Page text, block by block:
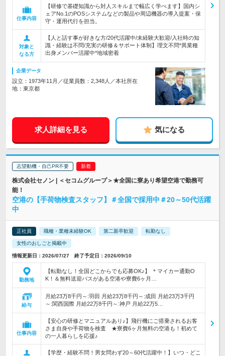
仕事内容
【研修で基礎知識から対人スキルまで幅広く学べます】国内シ
ェアNo.1のPOSシステムなどの製品や周辺機器の導入提案・保
守・運用代行を担当。
対象と
なる方
【人と話す事が好きな方/20代活躍中/未経験大歓迎/入社時の知
識・経験は不問/充実の研修＆サポート体制】理文不問*異業種
出身メンバー活躍中*地域密着
企業データ
設立：1973年11月／従業員数：2,348人／本社所在
地：東京都
求人詳細を見る 気になる
志望動機・自己PR不要
株式会社セノン | ＜セコムグループ＞★全国に寮あり希望空港で勤務可
能！
空港の【手荷物検査スタッフ】＃全国で採用中＃20～50代活躍
中
正社員 職種・業種未経験OK 第二新卒歓迎 転勤なし
女性のおしごと掲載中
情報更新日：2026/07/27 終了予定日：2026/09/10
勤務地
【転勤なし！全国どこからでも応募OK♪】 ＊マイカー通勤O
K！＆無料送迎バスがある空港や寮費6ヶ月…
給与
月給23万8千円～:羽田 月給23万8千円～:成田 月給23万3千円
～:関西国際 月給22万8千円～:神戸 月給22万5…
仕事内容
【安心の研修とマニュアルあり♪】飛行機にご搭乗されるお客
さま自身や手荷物を検査 ★寮費6ヶ月無料の空港も！初めて
の一人暮らしを応援♪
【学歴・経験不問！男女問わず20～60代活躍中！】いつ・どこ